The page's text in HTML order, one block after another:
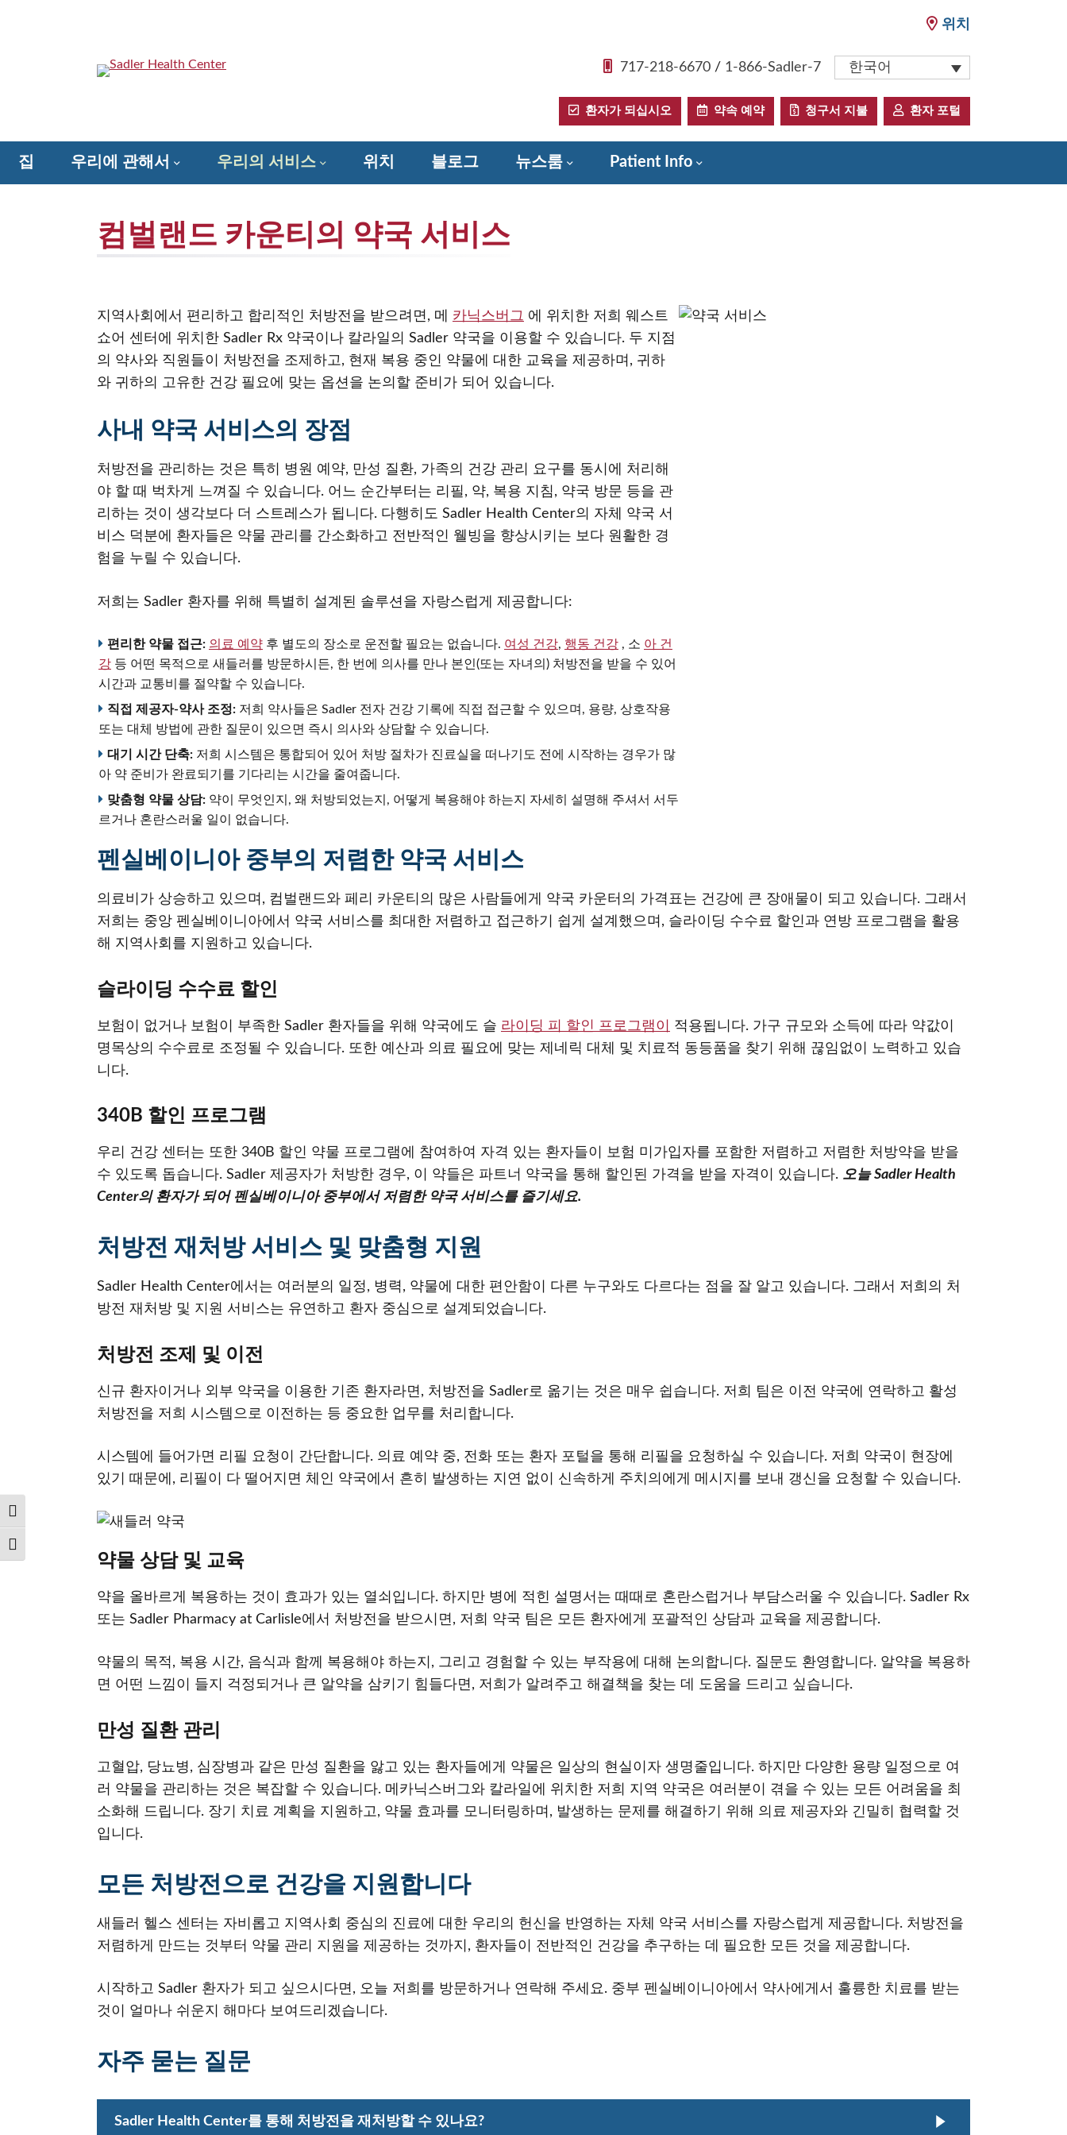
Toggle High Contrast
Toggle Font size
위치
717-218-6670 / 1-866-Sadler-7 한국어
환자가 되십시오 약속 예약 청구서 지불 환자 포털
집 우리에 관해서 우리의 서비스 위치 블로그 뉴스룸 Patient Info
컴벌랜드 카운티의 약국 서비스
지역사회에서 편리하고 합리적인 처방전을 받으려면, 메 카닉스버그 에 위치한 저희 웨스트
쇼어 센터에 위치한 Sadler Rx 약국이나 칼라일의 Sadler 약국을 이용할 수 있습니다. 두 지점
의 약사와 직원들이 처방전을 조제하고, 현재 복용 중인 약물에 대한 교육을 제공하며, 귀하
와 귀하의 고유한 건강 필요에 맞는 옵션을 논의할 준비가 되어 있습니다.
사내 약국 서비스의 장점
처방전을 관리하는 것은 특히 병원 예약, 만성 질환, 가족의 건강 관리 요구를 동시에 처리해
야 할 때 벅차게 느껴질 수 있습니다. 어느 순간부터는 리필, 약, 복용 지침, 약국 방문 등을 관
리하는 것이 생각보다 더 스트레스가 됩니다. 다행히도 Sadler Health Center의 자체 약국 서
비스 덕분에 환자들은 약물 관리를 간소화하고 전반적인 웰빙을 향상시키는 보다 원활한 경
험을 누릴 수 있습니다.
저희는 Sadler 환자를 위해 특별히 설계된 솔루션을 자랑스럽게 제공합니다:
편리한 약물 접근: 의료 예약 후 별도의 장소로 운전할 필요는 없습니다. 여성 건강, 행동 건강 , 소 아 건
강 등 어떤 목적으로 새들러를 방문하시든, 한 번에 의사를 만나 본인(또는 자녀의) 처방전을 받을 수 있어
시간과 교통비를 절약할 수 있습니다.
직접 제공자-약사 조정: 저희 약사들은 Sadler 전자 건강 기록에 직접 접근할 수 있으며, 용량, 상호작용
또는 대체 방법에 관한 질문이 있으면 즉시 의사와 상담할 수 있습니다.
대기 시간 단축: 저희 시스템은 통합되어 있어 처방 절차가 진료실을 떠나기도 전에 시작하는 경우가 많
아 약 준비가 완료되기를 기다리는 시간을 줄여줍니다.
맞춤형 약물 상담: 약이 무엇인지, 왜 처방되었는지, 어떻게 복용해야 하는지 자세히 설명해 주셔서 서두
르거나 혼란스러울 일이 없습니다.
펜실베이니아 중부의 저렴한 약국 서비스
의료비가 상승하고 있으며, 컴벌랜드와 페리 카운티의 많은 사람들에게 약국 카운터의 가격표는 건강에 큰 장애물이 되고 있습니다. 그래서
저희는 중앙 펜실베이니아에서 약국 서비스를 최대한 저렴하고 접근하기 쉽게 설계했으며, 슬라이딩 수수료 할인과 연방 프로그램을 활용
해 지역사회를 지원하고 있습니다.
슬라이딩 수수료 할인
보험이 없거나 보험이 부족한 Sadler 환자들을 위해 약국에도 슬 라이딩 피 할인 프로그램이
적용됩니다. 가구 규모와 소득에 따라 약값이
명목상의 수수료로 조정될 수 있습니다. 또한 예산과 의료 필요에 맞는 제네릭 대체 및 치료적 동등품을 찾기 위해 끊임없이 노력하고 있습
니다.
340B 할인 프로그램
우리 건강 센터는 또한 340B 할인 약물 프로그램에 참여하여 자격 있는 환자들이 보험 미가입자를 포함한 저렴하고 저렴한 처방약을 받을
수 있도록 돕습니다. Sadler 제공자가 처방한 경우, 이 약들은 파트너 약국을 통해 할인된 가격을 받을 자격이 있습니다. 오늘 Sadler Health
Center의 환자가 되어 펜실베이니아 중부에서 저렴한 약국 서비스를 즐기세요.
처방전 재처방 서비스 및 맞춤형 지원
Sadler Health Center에서는 여러분의 일정, 병력, 약물에 대한 편안함이 다른 누구와도 다르다는 점을 잘 알고 있습니다. 그래서 저희의 처
방전 재처방 및 지원 서비스는 유연하고 환자 중심으로 설계되었습니다.
처방전 조제 및 이전
신규 환자이거나 외부 약국을 이용한 기존 환자라면, 처방전을 Sadler로 옮기는 것은 매우 쉽습니다. 저희 팀은 이전 약국에 연락하고 활성
처방전을 저희 시스템으로 이전하는 등 중요한 업무를 처리합니다.
시스템에 들어가면 리필 요청이 간단합니다. 의료 예약 중, 전화 또는 환자 포털을 통해 리필을 요청하실 수 있습니다. 저희 약국이 현장에
있기 때문에, 리필이 다 떨어지면 체인 약국에서 흔히 발생하는 지연 없이 신속하게 주치의에게 메시지를 보내 갱신을 요청할 수 있습니다.
약물 상담 및 교육
약을 올바르게 복용하는 것이 효과가 있는 열쇠입니다. 하지만 병에 적힌 설명서는 때때로 혼란스럽거나 부담스러울 수 있습니다. Sadler Rx
또는 Sadler Pharmacy at Carlisle에서 처방전을 받으시면, 저희 약국 팀은 모든 환자에게 포괄적인 상담과 교육을 제공합니다.
약물의 목적, 복용 시간, 음식과 함께 복용해야 하는지, 그리고 경험할 수 있는 부작용에 대해 논의합니다. 질문도 환영합니다. 알약을 복용하
면 어떤 느낌이 들지 걱정되거나 큰 알약을 삼키기 힘들다면, 저희가 알려주고 해결책을 찾는 데 도움을 드리고 싶습니다.
만성 질환 관리
고혈압, 당뇨병, 심장병과 같은 만성 질환을 앓고 있는 환자들에게 약물은 일상의 현실이자 생명줄입니다. 하지만 다양한 용량 일정으로 여
러 약물을 관리하는 것은 복잡할 수 있습니다. 메카닉스버그와 칼라일에 위치한 저희 지역 약국은 여러분이 겪을 수 있는 모든 어려움을 최
소화해 드립니다. 장기 치료 계획을 지원하고, 약물 효과를 모니터링하며, 발생하는 문제를 해결하기 위해 의료 제공자와 긴밀히 협력할 것
입니다.
모든 처방전으로 건강을 지원합니다
새들러 헬스 센터는 자비롭고 지역사회 중심의 진료에 대한 우리의 헌신을 반영하는 자체 약국 서비스를 자랑스럽게 제공합니다. 처방전을
저렴하게 만드는 것부터 약물 관리 지원을 제공하는 것까지, 환자들이 전반적인 건강을 추구하는 데 필요한 모든 것을 제공합니다.
시작하고 Sadler 환자가 되고 싶으시다면, 오늘 저희를 방문하거나 연락해 주세요. 중부 펜실베이니아에서 약사에게서 훌륭한 치료를 받는
것이 얼마나 쉬운지 해마다 보여드리겠습니다.
자주 묻는 질문
Sadler Health Center를 통해 처방전을 재처방할 수 있나요?